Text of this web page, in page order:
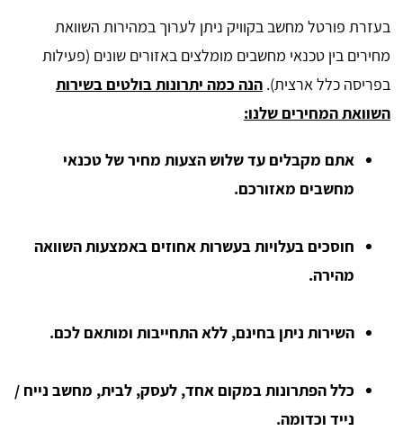
בעזרת פורטל מחשב בקוויק ניתן לערוך במהירות השוואת
מחירים בין טכנאי מחשבים מומלצים באזורים שונים (פעילות
בפריסה כלל ארצית). הנה כמה יתרונות בולטים בשירות
השוואת המחירים שלנו:
אתם מקבלים עד שלוש הצעות מחיר של טכנאי
מחשבים מאזורכם.
חוסכים בעלויות בעשרות אחוזים באמצעות השוואה
מהירה.
השירות ניתן בחינם, ללא התחייבות ומותאם לכם.
כלל הפתרונות במקום אחד, לעסק, לבית, מחשב נייח /
נייד וכדומה.